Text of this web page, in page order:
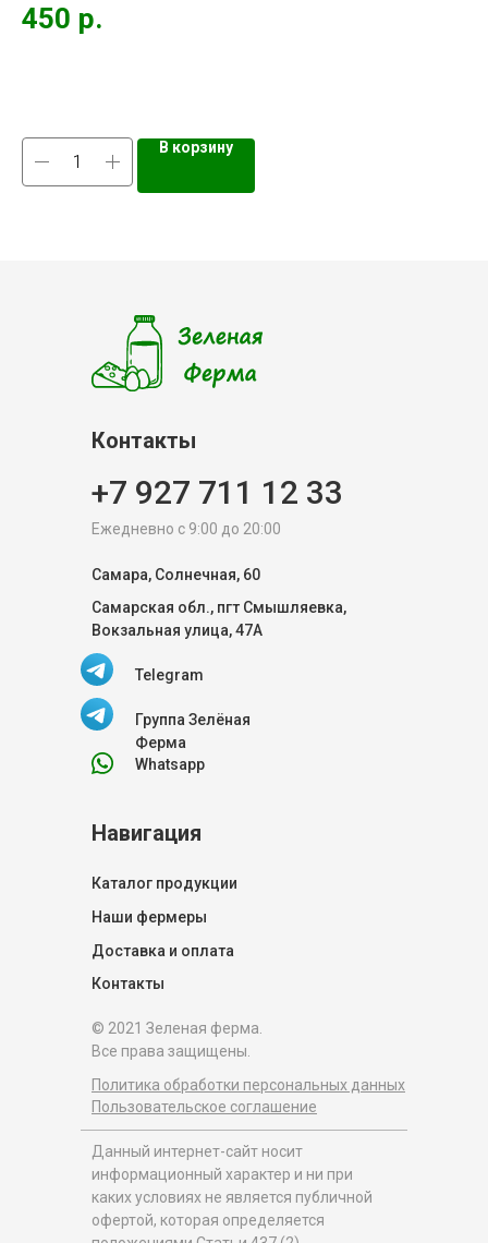
450 р.
В корзину
Контакты
Ежедневно с 9:00 до 20:00
© 2021 Зеленая ферма.
Все права защищены.
Данный интернет-сайт носит
информационный характер и ни при
каких условиях не является публичной
офертой, которая определяется
Политика обработки персональных данных
Пользовательское соглашение
Самарская обл., пгт Смышляевка,
Вокзальная улица, 47А
Самара, Солнечная, 60
Наши фермеры
Доставка и оплата
Контакты
Каталог продукции
Telegram
Группа Зелёная
Ферма
Whatsapp
+7 927 711 12 33
Навигация